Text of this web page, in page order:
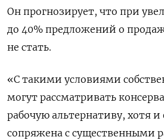
Он прогнозирует, что при
до 40% предложений о
не стать.
«С такими условиями
могут рассматривать
рабочую альтернативу, хотя
сопряжена с существенными